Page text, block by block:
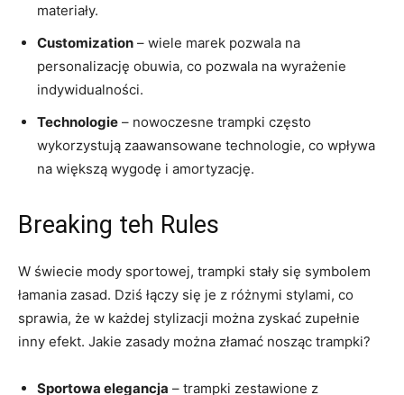
materiały.
Customization – wiele marek pozwala na
⁤personalizację obuwia, co pozwala na wyrażenie‌
indywidualności.
Technologie ⁤–‍ nowoczesne ⁤trampki ‌często
wykorzystują zaawansowane technologie, co wpływa
na większą wygodę i amortyzację.
Breaking teh ​Rules
W ⁣świecie mody⁢ sportowej, ⁣trampki stały⁣ się symbolem
łamania zasad. Dziś​ łączy się ⁣je z różnymi stylami, co
sprawia, że w każdej stylizacji ‍można zyskać zupełnie
inny efekt.⁤ Jakie zasady można ⁣złamać ‌nosząc trampki?
Sportowa elegancja – trampki ‍zestawione z